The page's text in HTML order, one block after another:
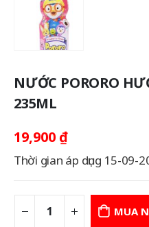
NƯỚC PORORO
235ML
19,900 ₫
Thời gian áp dụng 15-09-
MUA